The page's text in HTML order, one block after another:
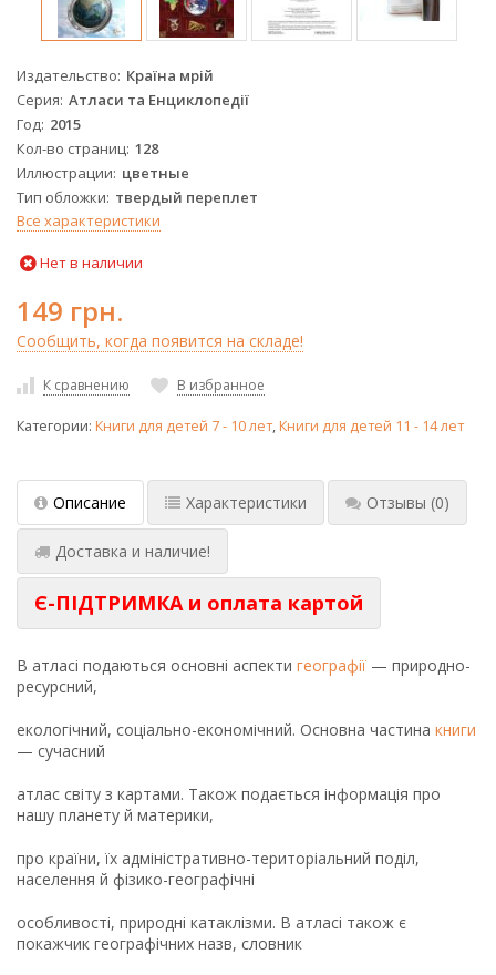
Издательство Країна мрій
Серия Атласи та Енциклопедії
Год 2015
Кол-во страниц 128
Иллюстрации цветные
Тип обложки твердый переплет
Все характеристики
Нет в наличии
149 грн.
Сообщить, когда появится на складе!
К сравнению В избранное
Категории: Книги для детей 7 - 10 лет,Книги для детей 11 - 14 лет
Описание Характеристики Отзывы (0)
Доставка и наличие!
Є-ПІДТРИМКА и оплата картой
В атласі подаються основні аспекти географії — природно-
ресурсний,
екологічний, соціально-економічний. Основна частина книги
— сучасний
атлас світу з картами. Також подається інформація про
нашу планету й материки,
про країни, їх адміністративно-територіальний поділ,
населення й фізико-географічні
особливості, природні катаклізми. В атласі також є
покажчик географічних назв, словник